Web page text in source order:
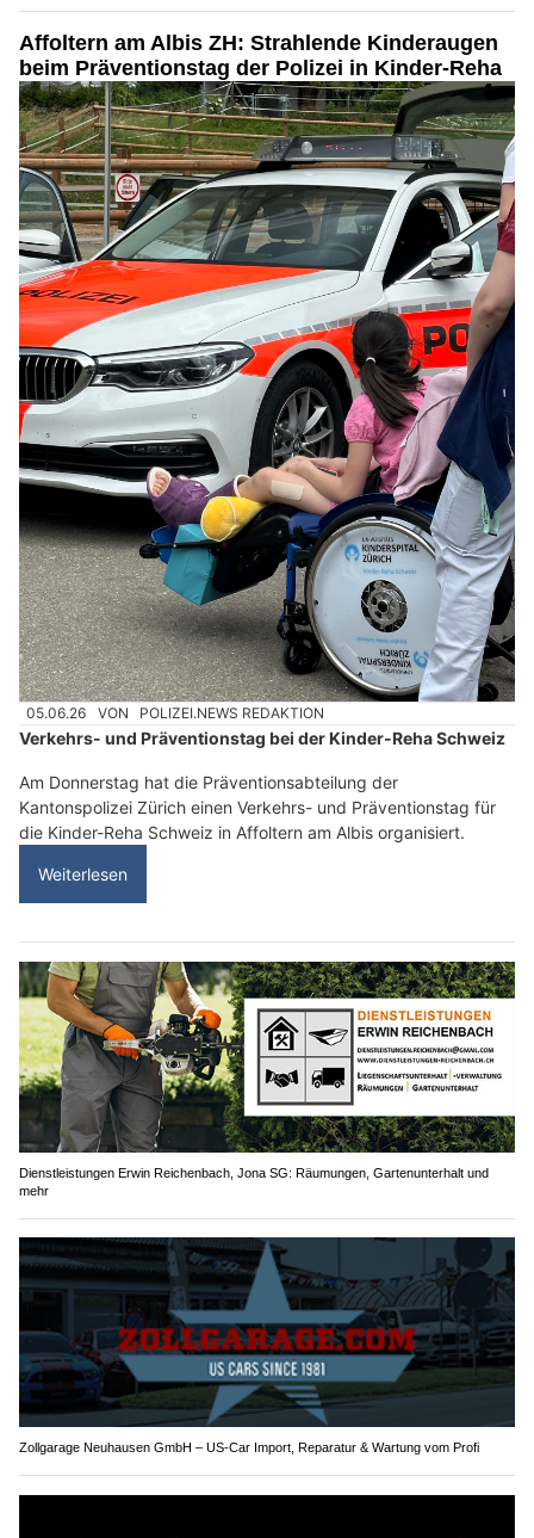
Affoltern am Albis ZH: Strahlende Kinderaugen
beim Präventionstag der Polizei in Kinder-Reha
05.06.26 VON POLIZEI.NEWS REDAKTION
Verkehrs- und Präventionstag bei der Kinder-Reha Schweiz
Am Donnerstag hat die Präventionsabteilung der
Kantonspolizei Zürich einen Verkehrs- und Präventionstag für
die Kinder-Reha Schweiz in Affoltern am Albis organisiert.
Weiterlesen
Dienstleistungen Erwin Reichenbach, Jona SG: Räumungen, Gartenunterhalt und
mehr
Zollgarage Neuhausen GmbH – US-Car Import, Reparatur & Wartung vom Profi